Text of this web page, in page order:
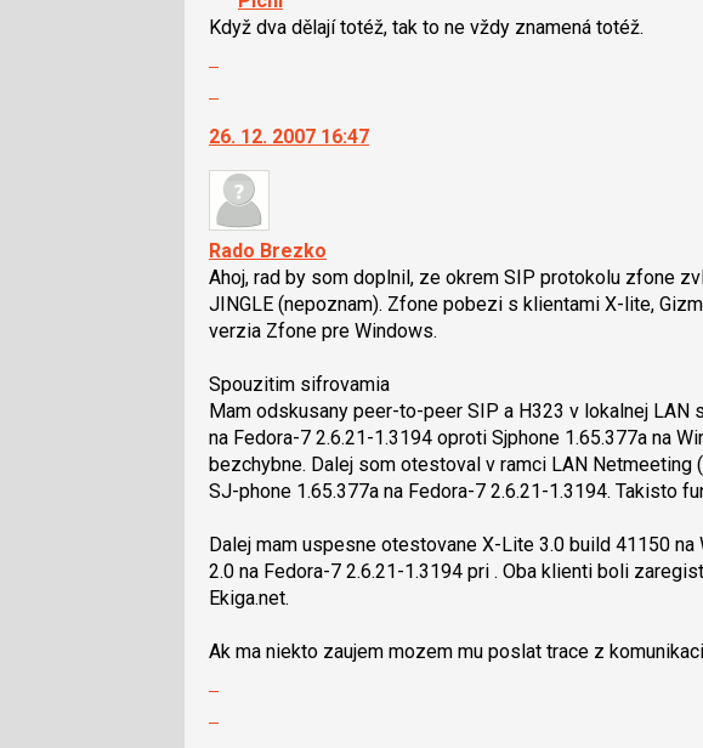
lze
N
pro
následující
a
P
pro
předchozí
nový
názor
Když dva dělají totéž, tak to ne vždy znamená totéž.
další
nový
názor.
navigaci
lze
použít
i
N
pro
následující
a
P
předchozí
nový
názor
26. 12. 2007 16:47
Rado Brezko
Ahoj, rad by som doplnil, ze okrem SIP protokolu zfone
JINGLE (nepoznam). Zfone pobezi s klientami X-lite,
verzia Zfone pre Windows.
Spouzitim sifrovamia
Mam odskusany peer-to-peer SIP a H323 v lokalnej LAN
na Fedora-7 2.6.21-1.3194 oproti Sjphone 1.65.377a na
bezchybne. Dalej som otestoval v ramci LAN Netmeeting
SJ-phone 1.65.377a na Fedora-7 2.6.21-1.3194. Takisto
Dalej mam uspesne otestovane X-Lite 3.0 build 41150
2.0 na Fedora-7 2.6.21-1.3194 pri . Oba klienti boli
Ekiga.net.
Ak ma niekto zaujem mozem mu poslat trace z